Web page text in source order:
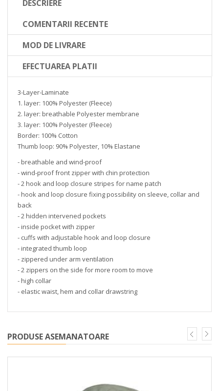
DESCRIERE
COMENTARII RECENTE
MOD DE LIVRARE
EFECTUAREA PLATII
3-Layer-Laminate
1. layer: 100% Polyester (Fleece)
2. layer: breathable Polyester membrane
3. layer: 100% Polyester (Fleece)
Border: 100% Cotton
Thumb loop: 90% Polyester, 10% Elastane
- breathable and wind-proof
- wind-proof front zipper with chin protection
- 2 hook and loop closure stripes for name patch
- hook and loop closure fixing possibility on sleeve, collar and
back
- 2 hidden intervened pockets
- inside pocket with zipper
- cuffs with adjustable hook and loop closure
- integrated thumb loop
- zippered under arm ventilation
- 2 zippers on the side for more room to move
- high collar
- elastic waist, hem and collar drawstring
PRODUSE ASEMANATOARE